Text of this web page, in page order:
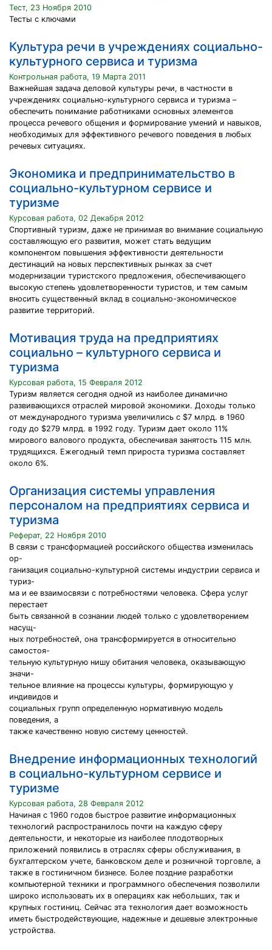
Тест, 23 Ноября 2010
Тесты с ключами
Культура речи в учреждениях социально-
культурного сервиса и туризма
Контрольная работа, 19 Марта 2011
Важнейшая задача деловой культуры речи, в частности в
учреждениях социально-культурного сервиса и туризма –
обеспечить понимание работниками основных элементов
процесса речевого общения и формирование умений и навыков,
необходимых для эффективного речевого поведения в любых
речевых ситуациях.
Экономика и предпринимательство в
социально-культурном сервисе и
туризме
Курсовая работа, 02 Декабря 2012
Спортивный туризм, даже не принимая во внимание социальную
составляющую его развития, может стать ведущим
компонентом повышения эффективности деятельности
дестинаций на новых перспективных рынках за счет
модернизации туристского предложения, обеспечивающего
высокую степень удовлетворенности туристов, и тем самым
вносить существенный вклад в социально-экономическое
развитие территорий.
Мотивация труда на предприятиях
социально – культурного сервиса и
туризма
Курсовая работа, 15 Февраля 2012
Туризм является сегодня одной из наиболее динамично
развивающихся отраслей мировой экономики. Доходы только
от международного туризма увеличились с $7 млрд. в 1960
году до $279 млрд. в 1992 году. Туризм дает около 11%
мирового валового продукта, обеспечивая занятость 115 млн.
трудящихся. Ежегодный темп прироста туризма составляет
около 6%.
Организация системы управления
персоналом на предприятиях сервиса и
туризма
Реферат, 22 Ноября 2010
В связи с трансформацией российского общества изменилась
ор-
ганизация социально-культурной системы индустрии сервиса и
туриз-
ма и ее взаимосвязи с потребностями человека. Сфера услуг
перестает
быть связанной в сознании людей только с удовлетворением
насущ-
ных потребностей, она трансформируется в относительно
самостоя-
тельную культурную нишу обитания человека, оказывающую
значи-
тельное влияние на процессы культуры, формирующую у
индивидов и
социальных групп определенную нормативную модель
поведения, а
также качественно новую систему ценностей.
Внедрение информационных технологий
в социально-культурном сервисе и
туризме
Курсовая работа, 28 Февраля 2012
Начиная с 1960 годов быстрое развитие информационных
технологий распространилось почти на каждую сферу
деятельности, и некоторые из наиболее плодотворных
приложений появились в отраслях сферы обслуживания, в
бухгалтерском учете, банковском деле и розничной торговле, а
также в гостиничном бизнесе. Более поздние разработки
компьютерной техники и программного обеспечения позволили
широко использовать их в операциях как небольших, так и
крупных гостиниц. Сейчас эта технология дает возможность
иметь быстродействующие, надежные и дешевые электронные
устройства.